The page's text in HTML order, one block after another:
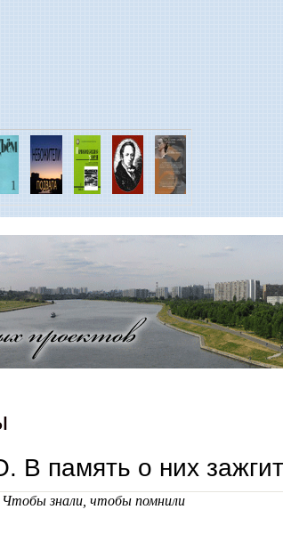
память о них
Чтобы знали, чтобы помнили